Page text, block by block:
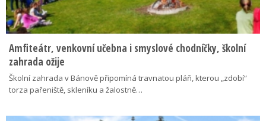
Amfiteátr, venkovní učebna i smyslové chodníčky, školní
zahrada ožije
Školní zahrada v Bánově připomíná travnatou pláň, kterou „zdobí“
torza pařeniště, skleníku a žalostně…